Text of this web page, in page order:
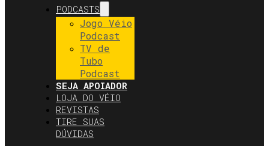
PODCASTS
Jogo Véio
Podcast
TV de
Tubo
Podcast
SEJA APOIADOR
LOJA DO VÉIO
REVISTAS
TIRE SUAS
DÚVIDAS